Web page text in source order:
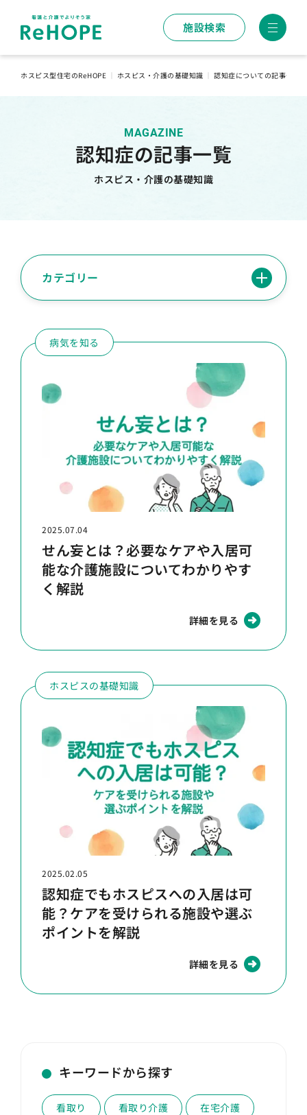
施設検索
ホスピス型住宅のReHOPE ホスピス・介護の基礎知識 認知症についての記事一覧
MAGAZINE
認知症の記事一覧
ホスピス・介護の基礎知識
カテゴリー
病気を知る
2025.07.04
せん妄とは？必要なケアや入居可
能な介護施設についてわかりやす
く解説
詳細を見る
ホスピスの基礎知識
2025.02.05
認知症でもホスピスへの入居は可
能？ケアを受けられる施設や選ぶ
ポイントを解説
詳細を見る
キーワードから探す
看取り 看取り介護 在宅介護